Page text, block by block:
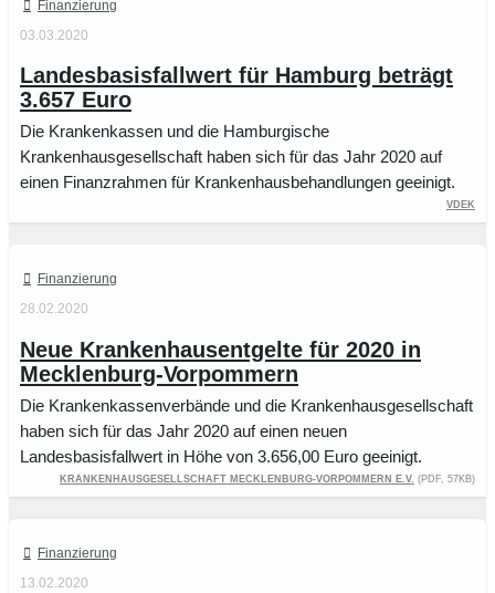
Finanzierung
03.03.2020
Landesbasisfallwert für Hamburg beträgt
3.657 Euro
Die Krankenkassen und die Hamburgische
Krankenhausgesellschaft haben sich für das Jahr 2020 auf
einen Finanzrahmen für Krankenhausbehandlungen geeinigt.
vdek
Finanzierung
28.02.2020
Neue Krankenhausentgelte für 2020 in
Mecklenburg-Vorpommern
Die Krankenkassenverbände und die Krankenhausgesellschaft
haben sich für das Jahr 2020 auf einen neuen
Landesbasisfallwert in Höhe von 3.656,00 Euro geeinigt.
Krankenhausgesellschaft Mecklenburg-Vorpommern e.V. (PDF, 57KB)
Finanzierung
13.02.2020